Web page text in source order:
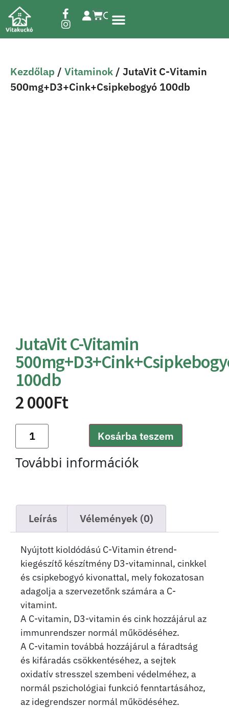
Kezdőlap / Vitaminok / JutaVit C-Vitamin
500mg+D3+Cink+Csipkebogyó 100db
JutaVit C-Vitamin
100db
2 000Ft
Kosárba teszem
További információk
Leírás Vélemények (0)
Nyújtott kioldódású C-Vitamin étrend-
kiegészítő készítmény D3-vitaminnal, cinkkel
és csipkebogyó kivonattal, mely fokozatosan
adagolja a szervezetőnk számára a C-
vitamint.
A C-vitamin, D3-vitamin és cink hozzájárul az
immunrendszer normál működéséhez.
A C-vitamin továbbá hozzájárul a fáradtság
és kifáradás csökkentéséhez, a sejtek
oxidatív stresszel szembeni védelméhez, a
normál pszichológiai funkció fenntartásához,
az idegrendszer normál működéséhez.